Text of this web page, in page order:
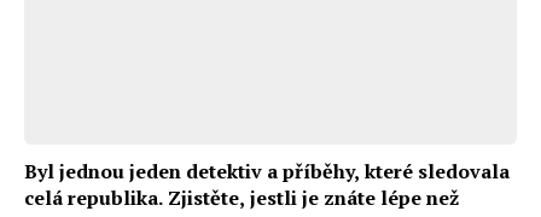
Byl jednou jeden detektiv a příběhy, které sledovala
celá republika. Zjistěte, jestli je znáte lépe než